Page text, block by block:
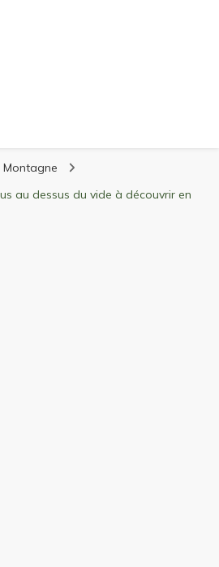
stations de ski
au dessus du vide à découvrir en